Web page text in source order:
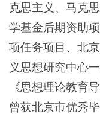
克思主义、马克
学基金后期资助
项任务项目、北
义思想研究中心
《思想理论教育
曾获北京市优秀